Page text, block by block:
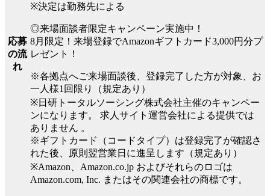
応募
の流
れ
※決定は勤務先による
◎来場面談者限定キャンペーン実施中！
8月限定！来場登録でAmazonギフトカード3,000円分プ
レゼント！
※各拠点へご来場面談後、登録完了した方が対象、お
一人様1回限り（規定あり）
※日研トータルソーシング株式会社主催のキャンペー
ンになります。 求人サイト運営会社による提供では
ありません 。
※ギフトカード（コードタイプ）は登録完了が確認さ
れた後、原則翌営業日に進呈します（規定あり）
※Amazon、Amazon.co.jp およびそれらのロゴは
Amazon.com, Inc. またはその関連会社の商標です。